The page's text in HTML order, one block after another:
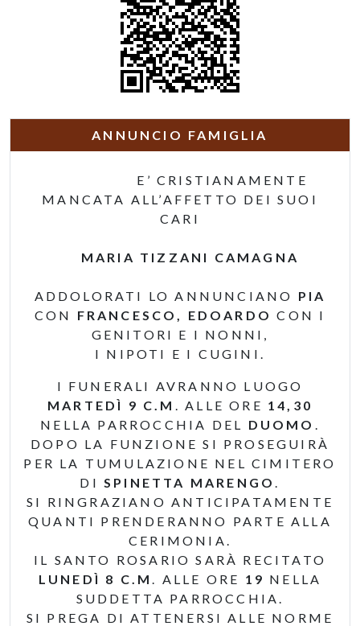
ANNUNCIO FAMIGLIA
E’ CRISTIANAMENTE
MANCATA ALL’AFFETTO DEI SUOI
CARI
MARIA TIZZANI CAMAGNA
ADDOLORATI LO ANNUNCIANO PIA
CON FRANCESCO, EDOARDO CON I
GENITORI E I NONNI,
I NIPOTI E I CUGINI.
I FUNERALI AVRANNO LUOGO
MARTEDÌ 9 C.M . ALLE ORE 14,30
NELLA PARROCCHIA DEL DUOMO .
DOPO LA FUNZIONE SI PROSEGUIRÀ
PER LA TUMULAZIONE NEL CIMITERO
DISPINETTA MARENGO.
SI RINGRAZIANO ANTICIPATAMENTE
QUANTI PRENDERANNO PARTE ALLA
CERIMONIA.
IL SANTO ROSARIO SARÀ RECITATO
LUNEDÌ 8 C.M. ALLE ORE 19 NELLA
SUDDETTA PARROCCHIA.
SI PREGA DI ATTENERSI ALLE NORME